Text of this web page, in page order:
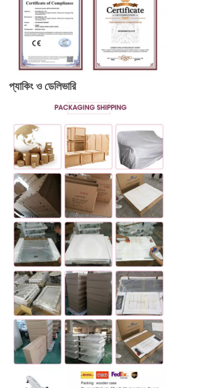
প্যাকিং ও ডেলিভারি